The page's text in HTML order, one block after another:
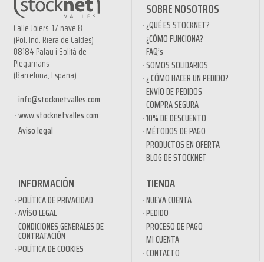
Calle Joiers ,17 nave 8
(Pol. Ind. Riera de Caldes)
08184 Palau i Solità de
Plegamans
(Barcelona, España)
info@stocknetvalles.com
www.stocknetvalles.com
Aviso legal
SOBRE NOSOTROS
¿QUÉ ES STOCKNET?
¿CÓMO FUNCIONA?
FAQ’s
SOMOS SOLIDARIOS
¿ CÓMO HACER UN PEDIDO?
ENVÍO DE PEDIDOS
COMPRA SEGURA
10% DE DESCUENTO
MÉTODOS DE PAGO
PRODUCTOS EN OFERTA
BLOG DE STOCKNET
INFORMACIÓN
POLÍTICA DE PRIVACIDAD
AVÍSO LEGAL
CONDICIONES GENERALES DE
CONTRATACIÓN
POLÍTICA DE COOKIES
TIENDA
NUEVA CUENTA
PEDIDO
PROCESO DE PAGO
MI CUENTA
CONTACTO